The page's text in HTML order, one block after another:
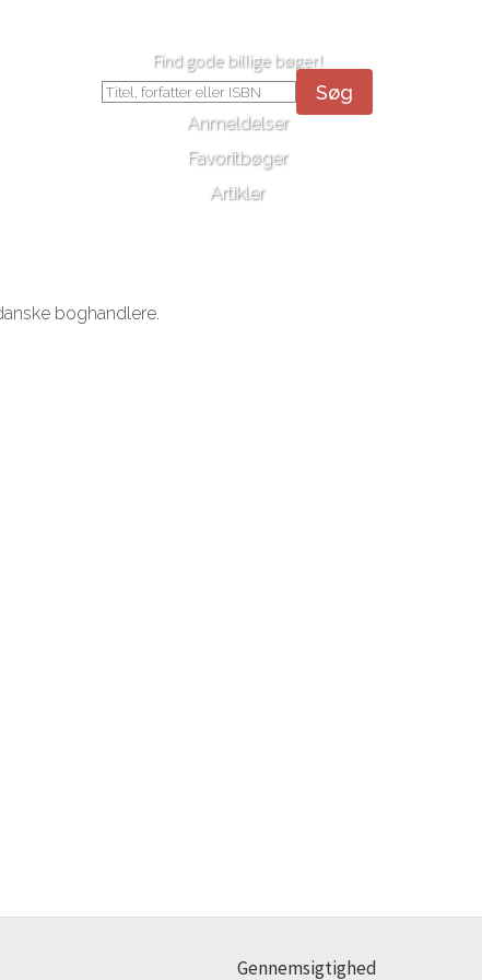
Find gode billige bøger!
Søg
Anmeldelser
Favoritbøger
Artikler
boghandlere.
Gennemsigtighed